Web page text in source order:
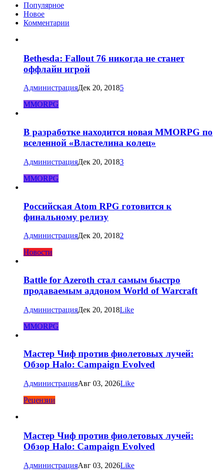
Популярное
Новое
Комментарии
Bethesda: Fallout 76 никогда не станет
оффлайн игрой
АдминистрацияДек 20, 20185
MMORPG
В разработке находится новая MMORPG по
вселенной «Властелина колец»
АдминистрацияДек 20, 20183
MMORPG
Российская Atom RPG готовится к
финальному релизу
АдминистрацияДек 20, 20182
Новости
Battle for Azeroth стал самым быстро
продаваемым аддоном World of Warcraft
АдминистрацияДек 20, 2018Like
MMORPG
Мастер Чиф против фиолетовых лучей:
Обзор Halo: Campaign Evolved
АдминистрацияАвг 03, 2026Like
Рецензии
Мастер Чиф против фиолетовых лучей:
Обзор Halo: Campaign Evolved
АдминистрацияАвг 03, 2026Like